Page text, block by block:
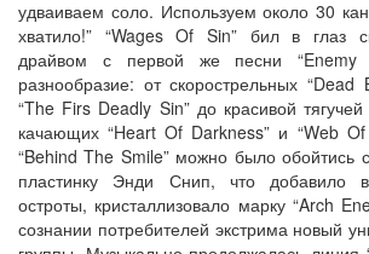
удваиваем соло. Используем около 30
хватило!” “Wages Of Sin” бил в глаз
драйвом с первой же песни “Enemy
разнообразие: от скорострельных
“The Firs Deadly Sin” до красивой
качающих “Heart Of Darkness” и “Web
“Behind The Smile” можно было обойтись
пластинку Энди Снип, что добавило
остроты, кристаллизовало марку “Arch
сознании потребителей экстрима новый